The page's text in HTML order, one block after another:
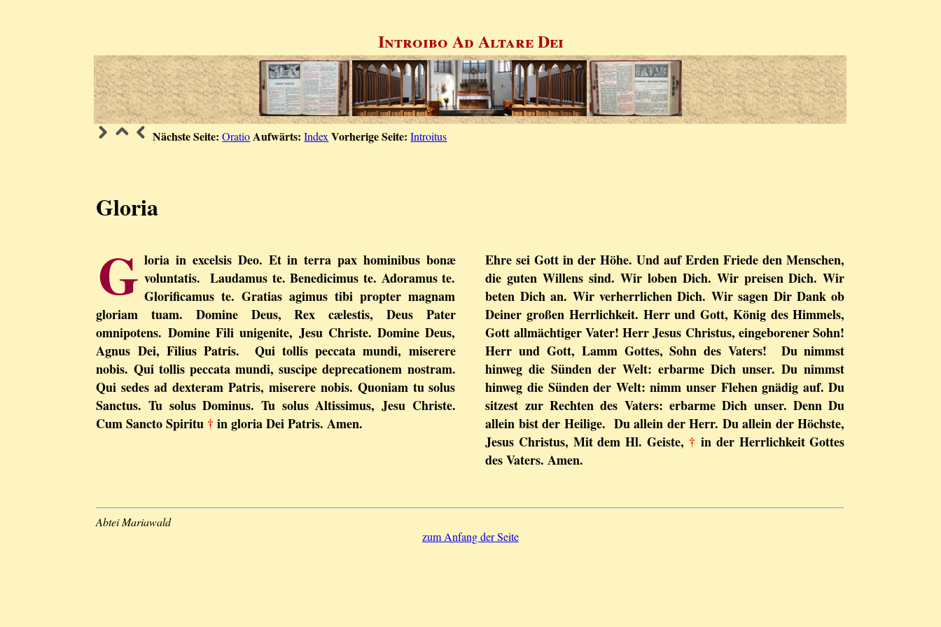
Introibo Ad Altare Dei
Nächste Seite: Oratio Aufwärts: Index Vorherige Seite: Introitus
Gloria
G loria in excelsis Deo. Et in terra pax hominibus bonæ
voluntatis. Laudamus te. Benedicimus te. Adoramus te.
Glorificamus te. Gratias agimus tibi propter magnam
gloriam tuam. Domine Deus, Rex cælestis, Deus Pater
omnipotens. Domine Fili unigenite, Jesu Christe. Domine Deus,
Agnus Dei, Filius Patris. Qui tollis peccata mundi, miserere
nobis. Qui tollis peccata mundi, suscipe deprecationem nostram.
Qui sedes ad dexteram Patris, miserere nobis. Quoniam tu solus
Sanctus. Tu solus Dominus. Tu solus Altissimus, Jesu Christe.
Cum Sancto Spiritu † in gloria Dei Patris. Amen.
Ehre sei Gott in der Höhe. Und auf Erden Friede den Menschen,
die guten Willens sind. Wir loben Dich. Wir preisen Dich. Wir
beten Dich an. Wir verherrlichen Dich. Wir sagen Dir Dank ob
Deiner großen Herrlichkeit. Herr und Gott, König des Himmels,
Gott allmächtiger Vater! Herr Jesus Christus, eingeborener Sohn!
Herr und Gott, Lamm Gottes, Sohn des Vaters! Du nimmst
hinweg die Sünden der Welt: erbarme Dich unser. Du nimmst
hinweg die Sünden der Welt: nimm unser Flehen gnädig auf. Du
sitzest zur Rechten des Vaters: erbarme Dich unser. Denn Du
allein bist der Heilige. Du allein der Herr. Du allein der Höchste,
Jesus Christus, Mit dem Hl. Geiste, † in der Herrlichkeit Gottes
des Vaters. Amen.
Abtei Mariawald
zum Anfang der Seite